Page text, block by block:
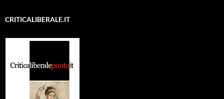
CRITICALIBERALE.IT